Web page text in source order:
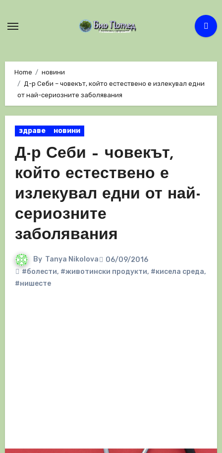
Home
новини
Д-р Себи – човекът, който естествено е излекувал едни
от най-сериозните заболявания
здраве новини
Д-р Себи – човекът,
който естествено е
излекувал едни от най-
сериозните
заболявания
By Tanya Nikolova
06/09/2016
#болести, #животински продукти, #кисела среда,
#нишесте